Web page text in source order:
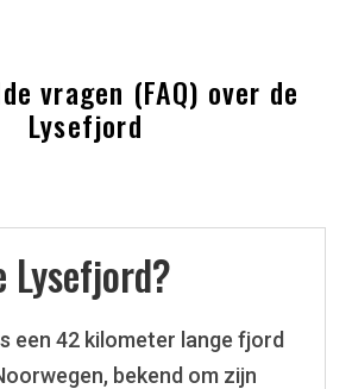
vragen (FAQ) over de
Lysefjord
Lysefjord?
een 42 kilometer lange fjord
bekend om zijn